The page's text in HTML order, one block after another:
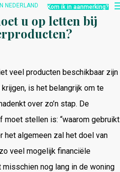
Kom ik in aanmerking?
NEDERLAND
u op letten bij
veel producten beschikbaar zijn
is het belangrijk om te
over zo’n stap. De
moet stellen is: “waarom gebruikt
het algemeen zal het doel van
veel mogelijk financiële
nog lang in de woning